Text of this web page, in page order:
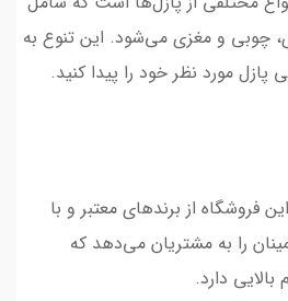
چوبی و مغزی می‌شود. این تنوع به
مورد نظر خود را پیدا کنید.
فروشگاه از برندهای معتبر و با
را به مشتریان می‌دهد که
دارد.